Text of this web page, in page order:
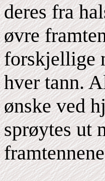
deres fra
øvre
forskjellige
hver tann.
ønske ved
sprøytes ut